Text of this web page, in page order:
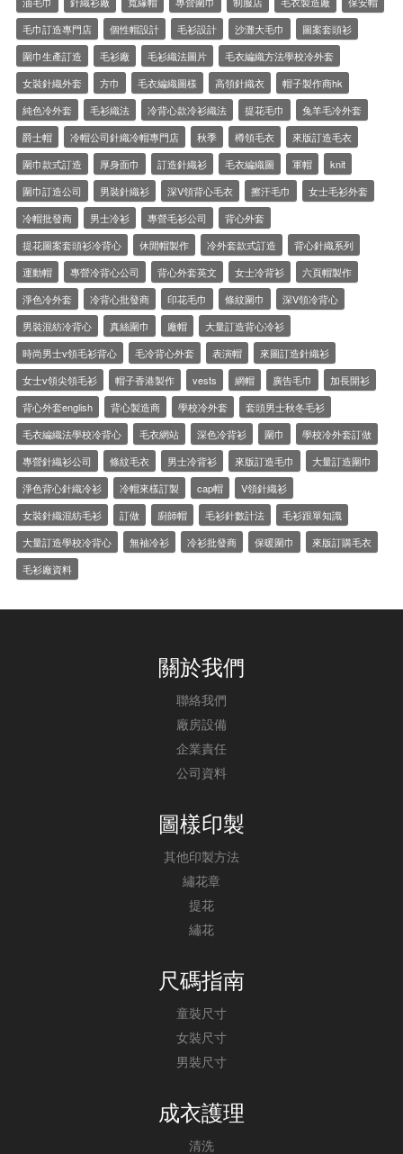
毛巾訂造專門店
個性帽設計 毛衫設計 沙灘大毛巾
圖案套頭衫
圍巾生產訂造
毛衫廠 毛衫織法圖片
毛衣編織方法學校冷外套
女裝針織外套
方巾 毛衣編織圖樣 高領針織衣
帽子製作商hk
純色冷外套
毛衫織法 冷背心款冷衫織法 提花毛巾
兔羊毛冷外套
爵士帽
冷帽公司針織冷帽專門店 秋季 樽領毛衣
來版訂造毛衣
圍巾款式訂造
厚身面巾 訂造針織衫 毛衣編織圖 軍帽
knit
圍巾訂造公司
男裝針織衫 深V領背心毛衣 擦汗毛巾
女士毛衫外套
冷帽批發商
男士冷衫 專營毛衫公司
背心外套
提花圖案套頭衫冷背心
休閒帽製作 冷外套款式訂造
背心針織系列
運動帽
專營冷背心公司 背心外套英文 女士冷背衫
六頁帽製作
淨色冷外套
冷背心批發商 印花毛巾 條紋圍巾
深V領冷背心
男裝混紡冷背心
真絲圍巾 廠帽
大量訂造背心冷衫
時尚男士v領毛衫背心
毛冷背心外套 表演帽
來圖訂造針織衫
女士v領尖領毛衫
帽子香港製作 vests 網帽 廣告毛巾
加長開衫
背心外套english
背心製造商 學校冷外套
套頭男士秋冬毛衫
毛衣編織法學校冷背心
毛衣網站 深色冷背衫 圍巾
學校冷外套訂做
專營針織衫公司
條紋毛衣 男士冷背衫 來版訂造毛巾
大量訂造圍巾
淨色背心針織冷衫
冷帽來樣訂製 cap帽
V領針織衫
女裝針織混紡毛衫
訂做 廚師帽 毛衫針數計法
毛衫跟單知識
大量訂造學校冷背心
無袖冷衫 冷衫批發商 保暖圍巾
來版訂購毛衣
毛衫廠資料
關於我們
聯絡我們
廠房設備
企業責任
公司資料
圖樣印製
其他印製方法
繡花章
提花
繡花
尺碼指南
童裝尺寸
女裝尺寸
男裝尺寸
成衣護理
清洗